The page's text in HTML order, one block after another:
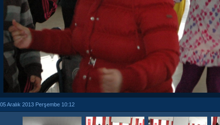
05 Aralık 2013 Perşembe 10:12